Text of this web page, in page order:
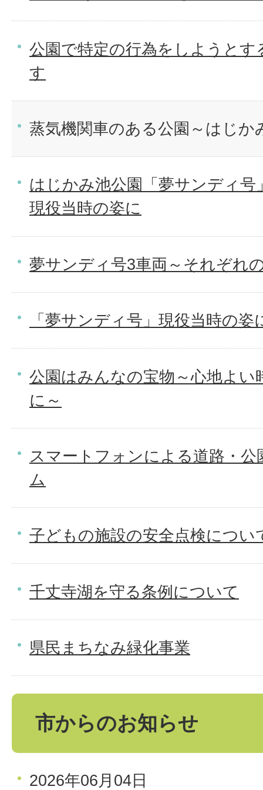
公園で特定の行為をしようとす
す
蒸気機関車のある公園～はじか
はじかみ池公園「夢サンディ号
現役当時の姿に
夢サンディ号3車両～それぞれ
「夢サンディ号」現役当時の姿
公園はみんなの宝物～心地よい
に～
スマートフォンによる道路・
ム
子どもの施設の安全点検につい
千丈寺湖を守る条例について
県民まちなみ緑化事業
市からのお知らせ
2026年06月04日